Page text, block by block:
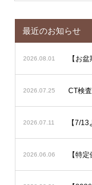
最近のお知らせ
2026.08.01
2026.07.25
2026.07.11
2026.06.06